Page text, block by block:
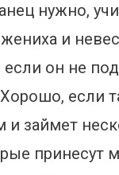
нужно,
и
если он не
если
и займет
принесут